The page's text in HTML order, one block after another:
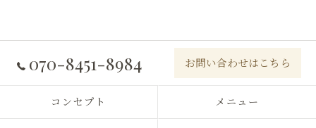
070-8451-8984 お問い合わせはこちら
コンセプト メニュー